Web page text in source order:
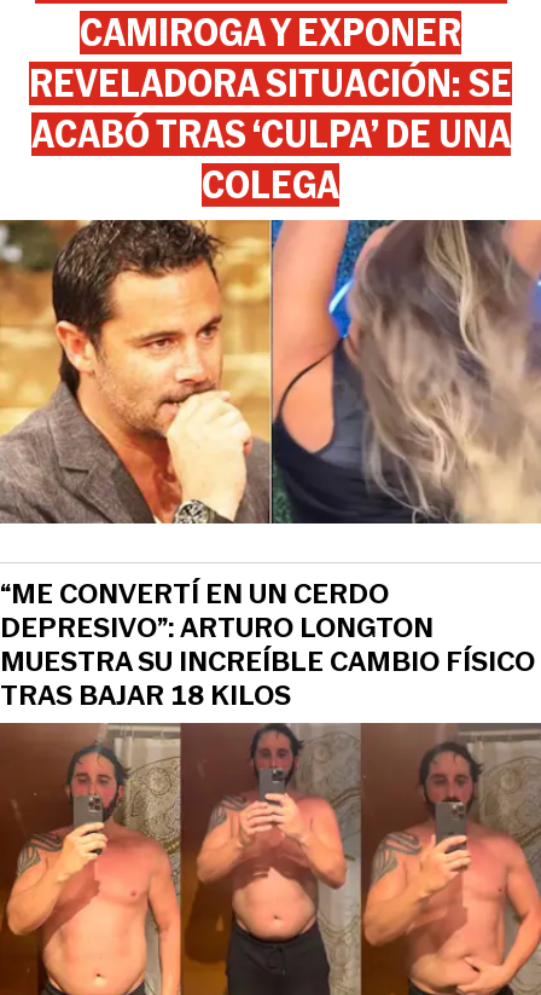
CAMIROGA Y EXPONER
REVELADORA SITUACIÓN: SE
ACABÓ TRAS ‘CULPA’ DE UNA
COLEGA
“ME CONVERTÍ EN UN CERDO
DEPRESIVO”: ARTURO LONGTON
MUESTRA SU INCREÍBLE CAMBIO FÍSICO
TRAS BAJAR 18 KILOS